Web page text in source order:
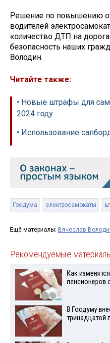
Решение по повышению
водителей
количество ДТП на
безопасность наших
Володин.
Читайте также:
• Новые штрафы для
2024 году
• Использование
Госдума электросамокаты
Ещё материалы: Вячеслав
Рекомендуемые
Как
пенсионеров
В Госдуму
тринадцатой